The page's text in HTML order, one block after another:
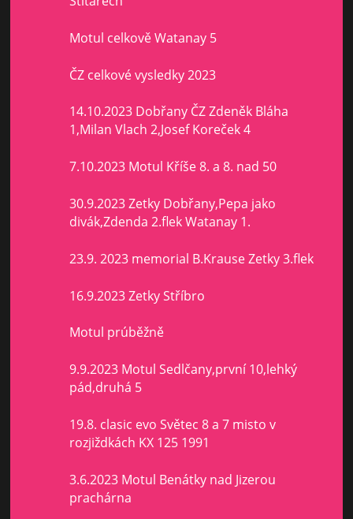
Motul celkově Watanay 5
ČZ celkové vysledky 2023
14.10.2023 Dobřany ČZ Zdeněk Bláha
1,Milan Vlach 2,Josef Koreček 4
7.10.2023 Motul Kříše 8. a 8. nad 50
30.9.2023 Zetky Dobřany,Pepa jako
divák,Zdenda 2.flek Watanay 1.
23.9. 2023 memorial B.Krause Zetky 3.flek
16.9.2023 Zetky Stříbro
Motul prúběžně
9.9.2023 Motul Sedlčany,první 10,lehký
pád,druhá 5
19.8. clasic evo Světec 8 a 7 misto v
rozjiždkách KX 125 1991
3.6.2023 Motul Benátky nad Jizerou
prachárna